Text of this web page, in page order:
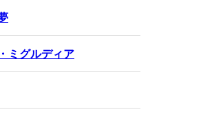
ミグルディア